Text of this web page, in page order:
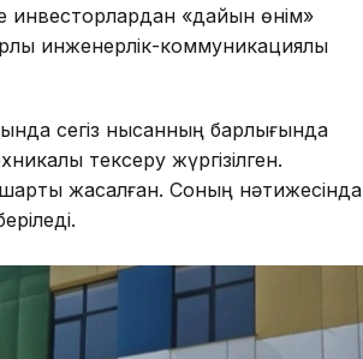
инвесторлардан «дайын өнім»
инженерлік-коммуникациялық
сегіз нысанның барлығында
тексеру жүргізілген.
жасалған. Соның нәтижесінда